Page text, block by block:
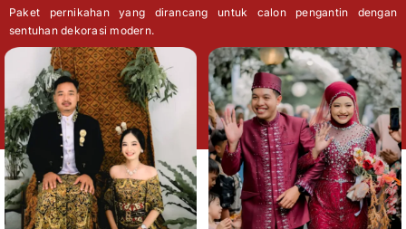
Paket pernikahan yang dirancang untuk calon pengantin dengan
sentuhan dekorasi modern.